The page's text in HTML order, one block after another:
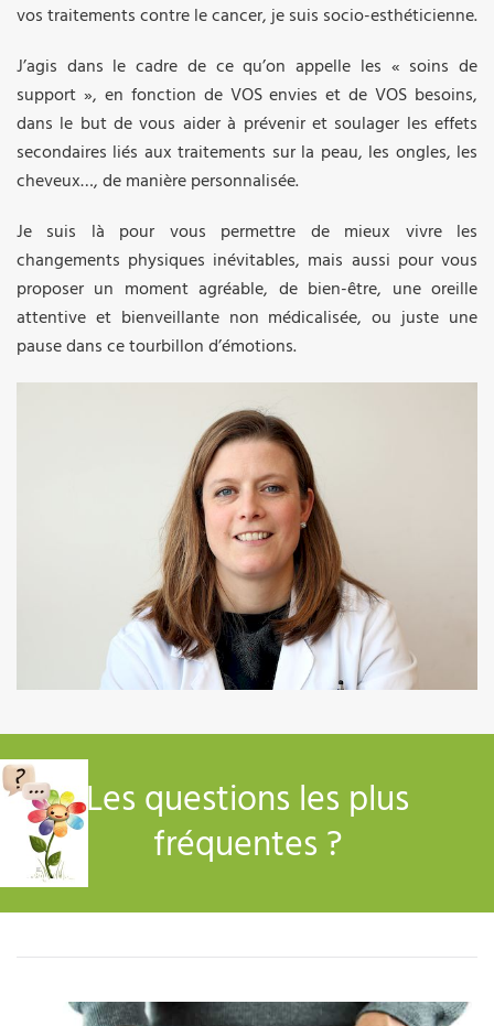
vos traitements contre le cancer, je suis socio-esthéticienne.
J’agis dans le cadre de ce qu’on appelle les « soins de
support », en fonction de VOS envies et de VOS besoins,
dans le but de vous aider à prévenir et soulager les effets
secondaires liés aux traitements sur la peau, les ongles, les
cheveux…, de manière personnalisée.
Je suis là pour vous permettre de mieux vivre les
changements physiques inévitables, mais aussi pour vous
proposer un moment agréable, de bien-être, une oreille
attentive et bienveillante non médicalisée, ou juste une
pause dans ce tourbillon d’émotions.
03 89 64 77 39
Les questions les plus
fréquentes ?